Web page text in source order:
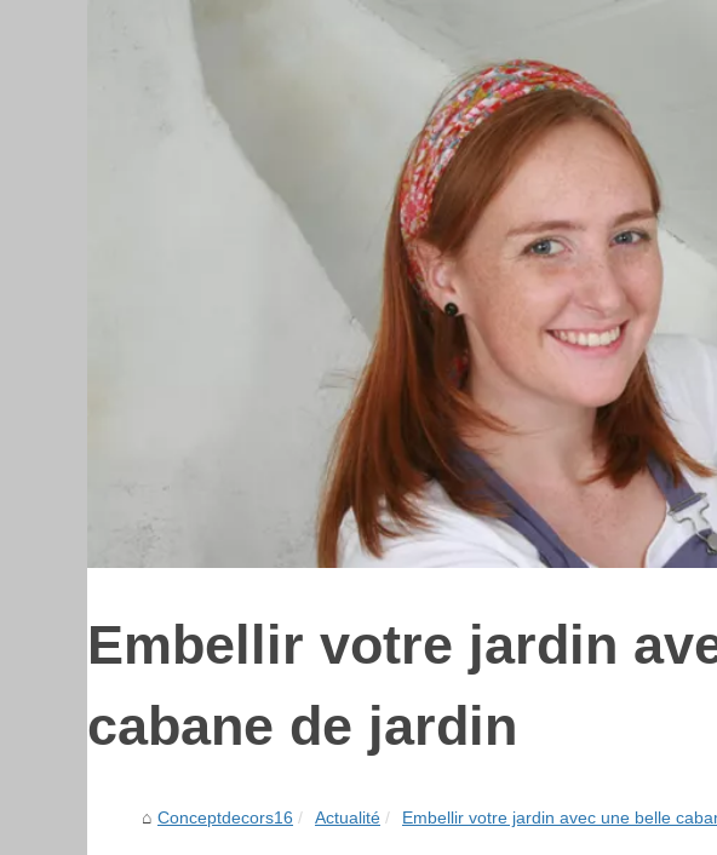
Embellir votre jardin
cabane de jardin
Conceptdecors16 Actualité Embellir votre jardin avec une belle